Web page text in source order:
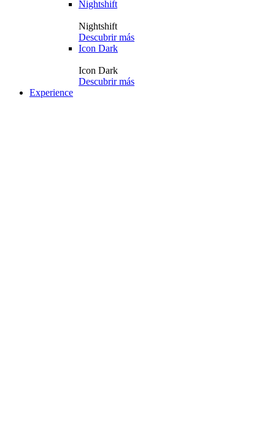
Nightshift
Nightshift
Descubrir más
Icon Dark
Icon Dark
Descubrir más
Experience